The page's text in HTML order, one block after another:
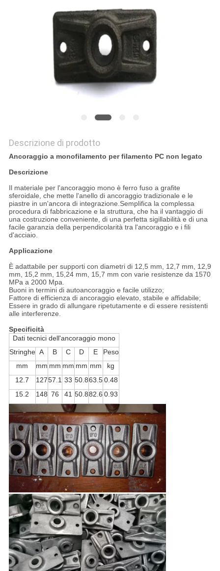
POLITICA
PRIVACY
Descrizione di prodotto
Ancoraggio a monofilamento per filamento PC non legato
Descrizione
Il materiale per l'ancoraggio mono è ferro fuso a grafite
sferoidale, che mette l'anello di ancoraggio tradizionale e le
piastre in un'ancora di integrazione.Semplifica la complessa
procedura di fabbricazione e la struttura, che ha il vantaggio di
una costruzione conveniente, di una perfetta sigillabilità e di una
facile garanzia della perpendicolarità tra l'ancoraggio e i fili
d'acciaio.
Applicazione
È adattabile per supporti con diametri di 12,5 mm, 12,7 mm, 12,9
mm, 15,2 mm, 15,24 mm, 15,7 mm con varie resistenze da 1570
MPa a 2000 Mpa.
Buoni in termini di autoancoraggio e facile utilizzo;
Fattore di efficienza di ancoraggio elevato, stabile e affidabile;
Essere in grado di allungare ripetutamente e di essere resistenti
alle interferenze.
Specificità
Dati tecnici dell'ancoraggio mono
Stringhe A B C D E
Peso
mm
mm mm mm mm mm
kg
12.7
12757.1 33 50.863.50.48
15.2
148 76 41 50.882.6 0.93